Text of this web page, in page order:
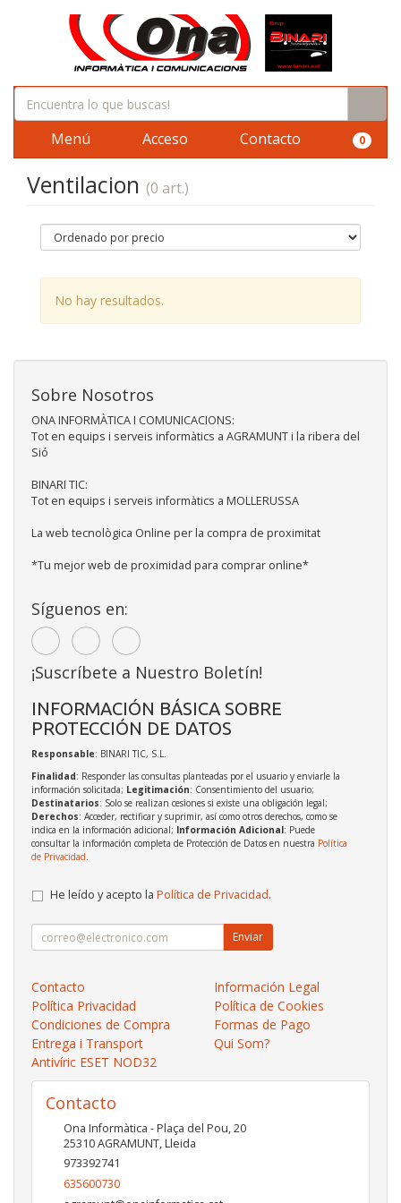
Menú Acceso Contacto 0
Ventilacion (0 art.)
No hay resultados.
Sobre Nosotros
ONA INFORMÀTICA I COMUNICACIONS:
Tot en equips i serveis informàtics a AGRAMUNT i la ribera del
Sió
BINARI TIC:
Tot en equips i serveis informàtics a MOLLERUSSA
La web tecnològica Online per la compra de proximitat
*Tu mejor web de proximidad para comprar online*
Síguenos en:
¡Suscríbete a Nuestro Boletín!
INFORMACIÓN BÁSICA SOBRE
PROTECCIÓN DE DATOS
Responsable: BINARI TIC, S.L.
Finalidad: Responder las consultas planteadas por el usuario y enviarle la
información solicitada; Legitimación: Consentimiento del usuario;
Destinatarios: Solo se realizan cesiones si existe una obligación legal;
Derechos: Acceder, rectificar y suprimir, así como otros derechos, como se
indica en la información adicional; Información Adicional: Puede
consultar la información completa de Protección de Datos en nuestra Política
de Privacidad.
He leído y acepto la Política de Privacidad.
Enviar
Contacto
Información Legal
Política Privacidad
Política de Cookies
Condiciones de Compra
Formas de Pago
Entrega i Transport
Qui Som?
Antivíric ESET NOD32
Contacto
Ona Informàtica - Plaça del Pou, 20
25310AGRAMUNT,Lleida
973392741
635600730